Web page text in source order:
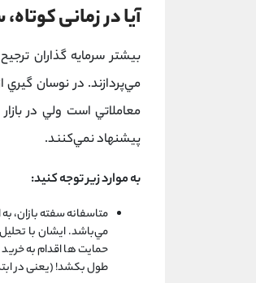
آیا در زمانی
بيشتر سرمايه گذاران
مي‌پردازند. در نوسان‌ گيري
معاملاتي است ولي در
پيشنهاد نمي‌كنند.
به موارد زير توجه كنيد:
متاسفانه سفته بازان،
مي‌باشد. ايشان با
حمایت ها اقدام به
طول بکشد! (یعنی در